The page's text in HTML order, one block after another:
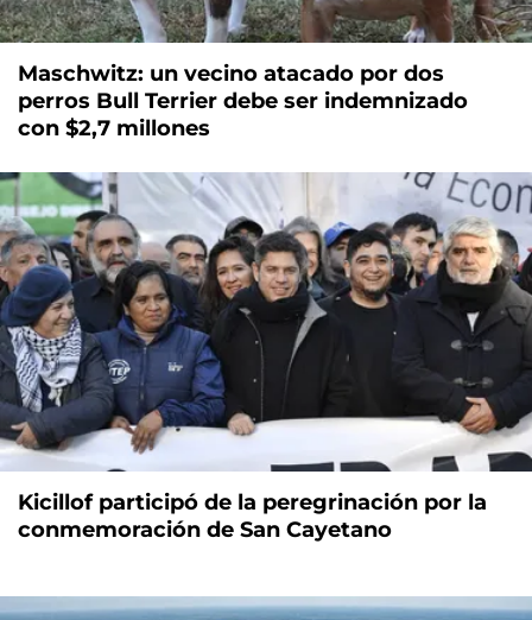
Maschwitz: un vecino atacado por dos
perros Bull Terrier debe ser indemnizado
con $2,7 millones
Kicillof participó de la peregrinación por la
conmemoración de San Cayetano